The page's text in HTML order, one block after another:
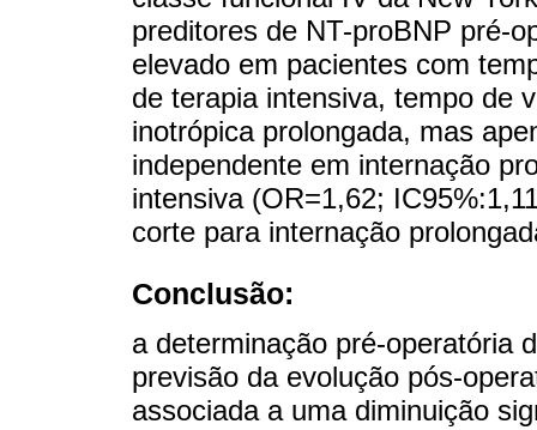
preditores de NT-proBNP pré-
elevado em pacientes com
de terapia intensiva, tempo de
inotrópica prolongada, mas
independente em internação
intensiva (OR=1,62;
corte para internação
Conclusão:
a determinação pré-operatória
previsão da evolução pós-
associada a uma diminuição